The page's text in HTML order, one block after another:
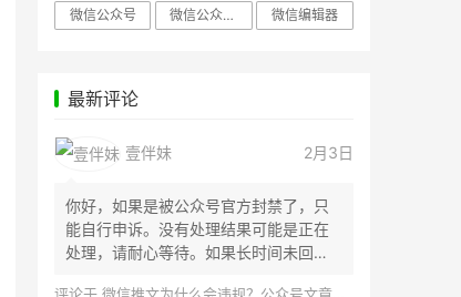
微信公众号
微信公众号，样式模板、公众号样式 微信编辑器
最新评论
壹伴妹 2月3日
你好，如果是被公众号官方封禁了，只
能自行申诉。没有处理结果可能是正在
处理，请耐心等待。如果长时间未回